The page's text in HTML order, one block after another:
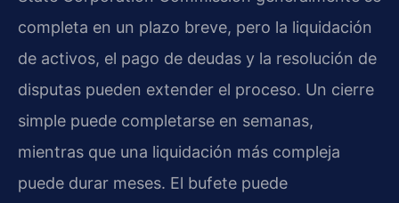
completa en un plazo breve, pero la liquidación
de activos, el pago de deudas y la resolución de
disputas pueden extender el proceso. Un cierre
simple puede completarse en semanas,
mientras que una liquidación más compleja
puede durar meses. El bufete puede